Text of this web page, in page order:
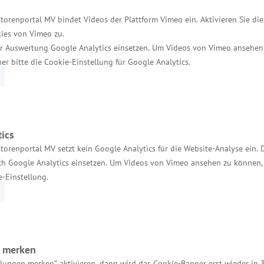
MV bindet Videos der Plattform Vimeo ein. Aktivieren Sie
von Vimeo zu.
Auswertung Google Analytics einsetzen. Um Videos von Vimeo
bitte die Cookie-Einstellung für Google Analytics.
MV setzt kein Google Analytics für die Website-Analyse ein.
Google Analytics einsetzen. Um Videos von Vimeo ansehen zu
Einstellung.
Mecklenburg-Vorpommern. Bei ihren
Landeswirtschaftsfördergesellschaft Invest in
weltweit vernetzten
dem Institut für Plasmaforschung und
St. James‘s Hospital in Dublin, Irlands größtem
Femtech Ireland sowie Health Innovation Hub
die Bedürfnisse von Frauen ausgerichtet wird“,
mit irischen Unternehmen zusammen,
klinische Validierungsstudien und dem